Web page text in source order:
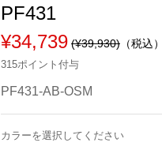
PF431
¥34,739 (¥39,930) （税込）
315ポイント付与
PF431-AB-OSM
カラーを選択してください